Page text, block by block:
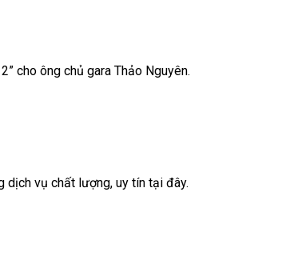
cho ông chủ gara Thảo Nguyên.
dịch vụ chất lượng, uy tín tại đây.